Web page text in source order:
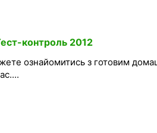
контроль 2012
ознайомитись з готовим